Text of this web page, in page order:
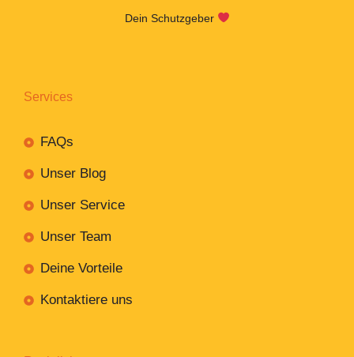
Dein Schutzgeber
Services
FAQs
Unser Blog
Unser Service
Unser Team
Deine Vorteile
Kontaktiere uns